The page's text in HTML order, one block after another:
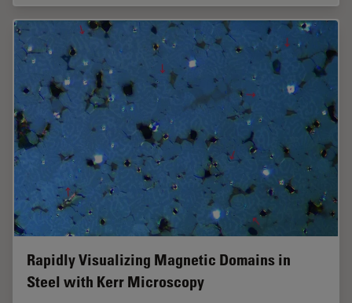
Rapidly Visualizing Magnetic Domains in
Steel with Kerr Microscopy